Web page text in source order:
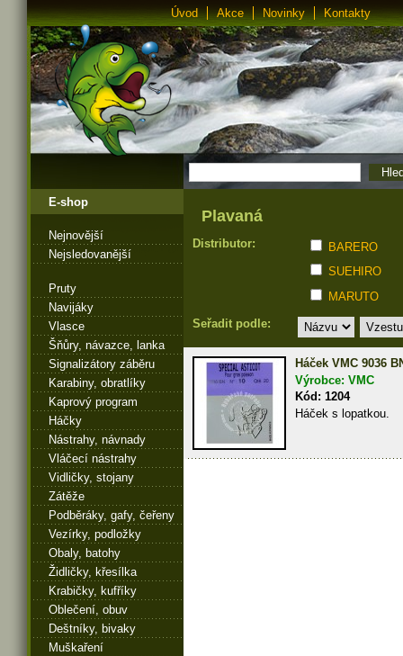
Úvod Akce Novinky Kontakty
E-shop
Nejnovější
Nejsledovanější
Pruty
Navijáky
Vlasce
Šňůry, návazce, lanka
Signalizátory záběru
Karabiny, obratlíky
Kaprový program
Háčky
Nástrahy, návnady
Vláčecí nástrahy
Vidličky, stojany
Zátěže
Podběráky, gafy, čeřeny
Vezírky, podložky
Obaly, batohy
Židličky, křesílka
Krabičky, kufříky
Oblečení, obuv
Deštníky, bivaky
Muškaření
Plavaná
Distributor:
BARERO
SUEHIRO
MARUTO
Seřadit podle:
Háček VMC 9036
Výrobce: VMC
Kód: 1204
Háček s lopatkou.